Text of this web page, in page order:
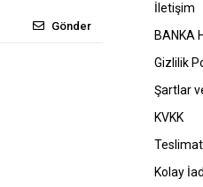
Gönder
İletişim
BANKA
Gizlilik
Şartlar
KVKK
Kolay